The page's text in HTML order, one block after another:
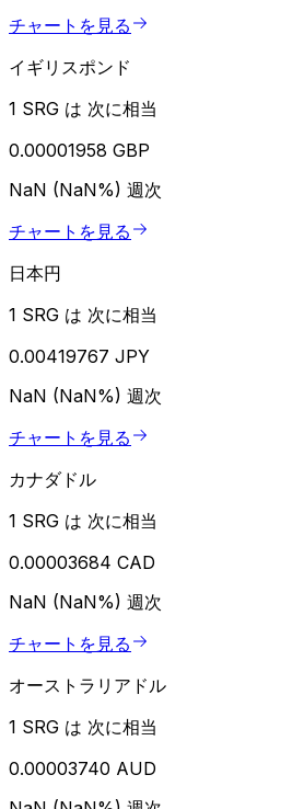
チャートを見る
イギリスポンド
1 SRG は 次に相当
0.00001958 GBP
NaN (NaN%) 週次
チャートを見る
日本円
1 SRG は 次に相当
0.00419767 JPY
NaN (NaN%) 週次
チャートを見る
カナダドル
1 SRG は 次に相当
0.00003684 CAD
NaN (NaN%) 週次
チャートを見る
オーストラリアドル
1 SRG は 次に相当
0.00003740 AUD